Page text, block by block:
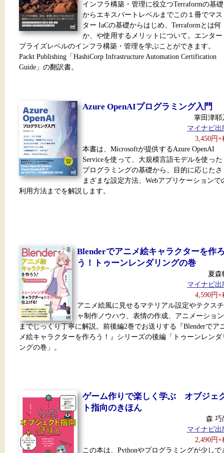
インフラ構築・管理に役立つTerraformの基礎
からエキスパートレベルまでこの１冊でマス
ター IaCの基礎からはじめ、Terraformとは何
か、や使用するメリットについて。エンター
プライズレベルのインフラ構築・管理を学ぶことができます。
Packt Publishing「HashiCorp Infrastructure Automation Certification
Guide」の翻訳書。
Azure OpenAIプログラミング入門
掌田津耶
マイナビ出
3,450円+
本書は、Microsoftが提供するAzure OpenAI
Serviceを使って、大規模言語モデルを使った
プログラミングの基礎から、目的に応じたさ
まざまな設定方法、Webアプリケーションで
利用方法までを解説します。
Blenderでアニメ絵キャラクターを作
う！トゥーンレンダリングの巻
夏森
マイナビ出
4,590円+
アニメ絵風に見せるマテリアル設定やテクスチ
ャ制作ノウハウ、表情の作成、アニメーション
までじっくり丁寧に解説。前後編2巻でお送りする『Blenderでア
メ絵キャラクターを作ろう！』シリーズの後編「トゥーンレンダ
ングの巻」。
ゲーム作りで楽しく学ぶ オブジェ
ト指向のきほん
森 巧
マイナビ出
2,490円+
この本は、Pythonやプログラミングが少しで